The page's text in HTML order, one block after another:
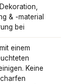
& -material
bei
einem
Keine